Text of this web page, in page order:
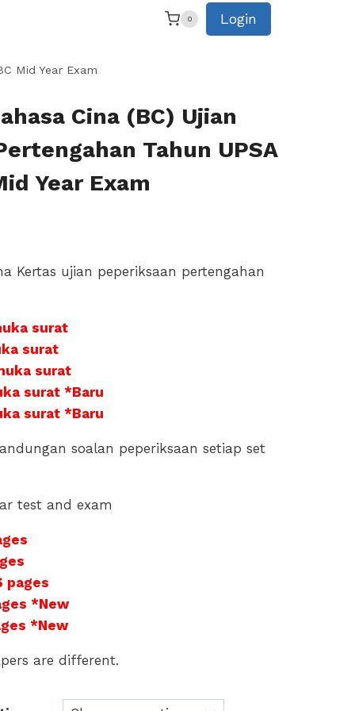
0 Login
Mid Year Exam
Cina (BC) Ujian
Tahun UPSA
Year Exam
Kertas ujian peperiksaan pertengahan
surat
surat
surat
surat *Baru
surat *Baru
soalan peperiksaan setiap set
test and exam
pages
*New
*New
are different.
RM7.90